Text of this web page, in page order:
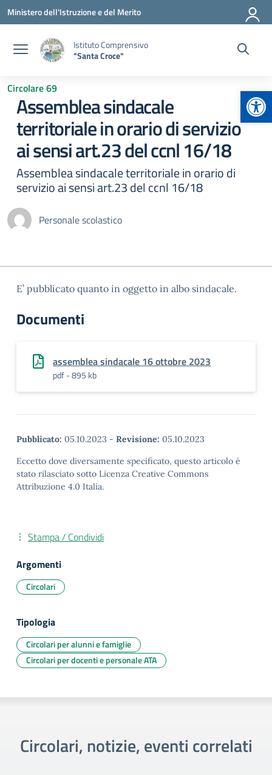
Vai ai contenuti
Vai al menu di navigazione
Vai al footer
Ministero dell'Istruzione e del Merito
Istituto Comprensivo
"Santa Croce"
Circolare 69
Assemblea sindacale
territoriale in orario di servizio
ai sensi art.23 del ccnl 16/18
Assemblea sindacale territoriale in orario di
servizio ai sensi art.23 del ccnl 16/18
Personale scolastico
E’ pubblicato quanto in oggetto in albo sindacale.
Documenti
assemblea sindacale 16 ottobre 2023
pdf - 895 kb
Pubblicato: 05.10.2023 - Revisione: 05.10.2023
Eccetto dove diversamente specificato, questo articolo è
stato rilasciato sotto Licenza Creative Commons
Attribuzione 4.0 Italia.
Stampa / Condividi
Argomenti
Circolari
Tipologia
Circolari per alunni e famiglie
Circolari per docenti e personale ATA
Circolari, notizie, eventi correlati